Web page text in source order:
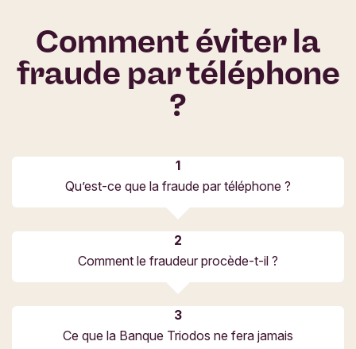
Comment éviter la
fraude par téléphone
?
Qu’est-ce que la fraude par téléphone ?
Comment le fraudeur procède-t-il ?
Ce que la Banque Triodos ne fera jamais